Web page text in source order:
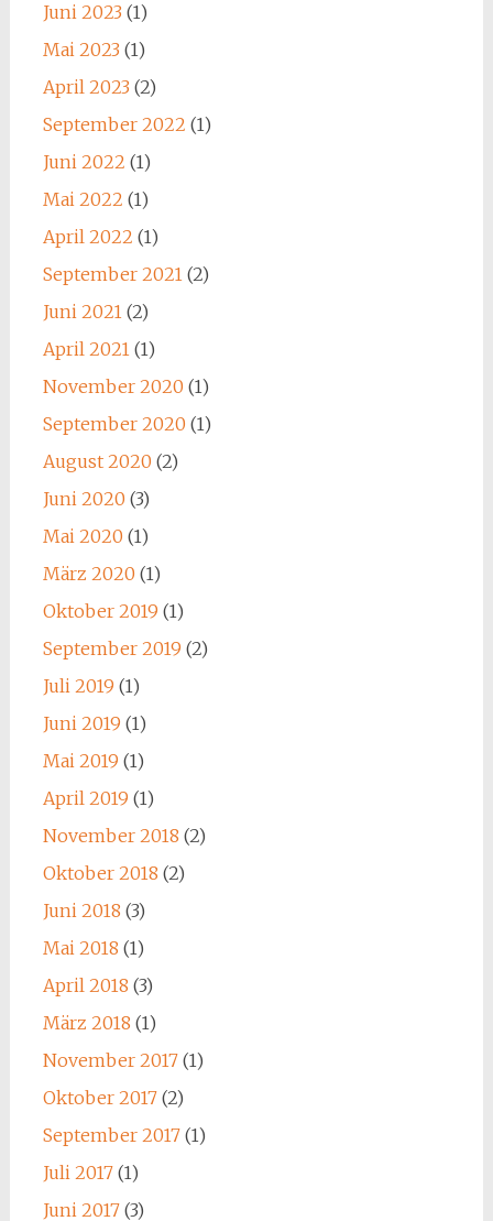
Juni 2023 (1)
Mai 2023 (1)
April 2023 (2)
September 2022 (1)
Juni 2022 (1)
Mai 2022 (1)
April 2022 (1)
September 2021(2)
Juni 2021(2)
April 2021(1)
November 2020 (1)
September 2020 (1)
August 2020 (2)
Juni 2020 (3)
Mai 2020 (1)
März 2020 (1)
Oktober 2019 (1)
September 2019 (2)
Juli 2019 (1)
Juni 2019 (1)
Mai 2019 (1)
April 2019 (1)
November 2018 (2)
Oktober 2018 (2)
Juni 2018 (3)
Mai 2018 (1)
April 2018 (3)
März 2018 (1)
November 2017(1)
Oktober 2017(2)
September 2017(1)
Juli 2017(1)
Juni 2017(3)